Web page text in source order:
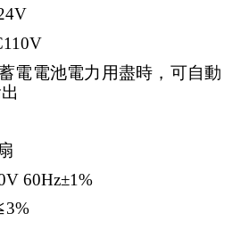
電電池電力用盡時，可自動
60Hz±1%